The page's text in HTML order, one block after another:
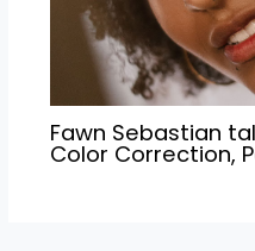
Fawn Sebastian
Color Correction,